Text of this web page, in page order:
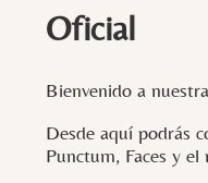
Oficial
Bienvenido a
Desde aquí podrás
Punctum, Faces y el